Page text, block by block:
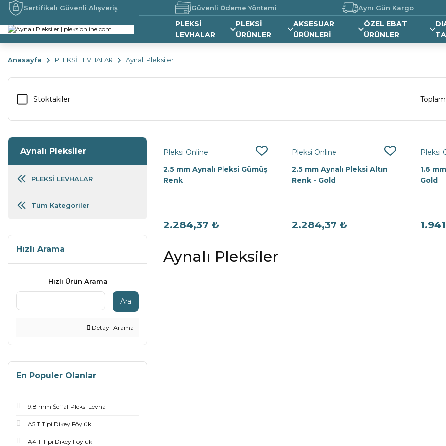
Sertifikalı Güvenli Alışveriş Güvenli Ödeme Yöntemi Aynı Gün Kargo
PLEKSİ
LEVHALAR
PLEKSİ
ÜRÜNLER
AKSESUAR
ÜRÜNLERİ
ÖZEL EBAT
ÜRÜNLER
Anasayfa PLEKSİ LEVHALAR Aynalı Pleksiler
Stoktakiler
Aynalı Pleksiler
PLEKSİ LEVHALAR
Tüm Kategoriler
Hızlı Arama
Hızlı Ürün Arama
Ara
Detaylı Arama
En Populer Olanlar
9.8 mm Şeffaf Pleksi Levha
A5 T Tipi Dikey Föylük
A4 T Tipi Dikey Föylük
Pleksi Online
2.5 mm Aynalı Pleksi Gümüş
Renk
2.284,37 ₺
Pleksi Online
2.5 mm Aynalı Pleksi Altın
Renk - Gold
2.284,37 ₺
Pleksi
1.6
Gold
Aynalı Pleksiler